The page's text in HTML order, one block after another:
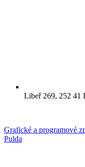
Libeř 269, 252 41
Grafické a programové
Pulda